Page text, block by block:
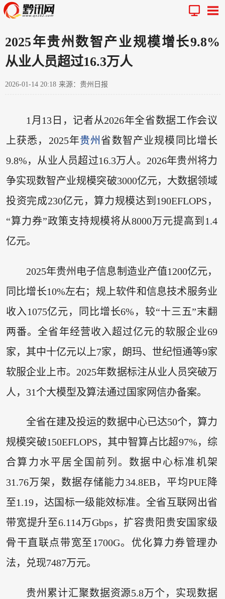
2025年贵州数智产业规模增长9.8%
从业人员超过16.3万人
2026-01-14 20:18 来源：贵州日报
1月13日，记者从2026年全省数据工作会议
上获悉，2025年贵州 省数智产业规模同比增长
9.8%，从业人员超过16.3万人。2026年贵州将力
争实现数智产业规模突破3000亿元，大数据领域
投资完成230亿元，算力规模达到190EFLOPS，
“算力券”政策支持规模将从8000万元提高到1.4
亿元。
2025年贵州电子信息制造业产值1200亿元，
同比增长10%左右；规上软件和信息技术服务业
收入1075亿元，同比增长6%，较“十三五”末翻
两番。全省年经营收入超过亿元的软服企业69
家，其中十亿元以上7家，朗玛、世纪恒通等9家
软服企业上市。2025年数据标注从业人员突破万
人，31个大模型及算法通过国家网信办备案。
全省在建及投运的数据中心已达50个，算力
规模突破150EFLOPS，其中智算占比超97%，综
合算力水平居全国前列。数据中心标准机架
31.76万架，数据存储能力34.8EB，平均PUE降
至1.19，达国标一级能效标准。全省互联网出省
带宽提升至6.114万Gbps，扩容贵阳贵安国家级
骨干直联点带宽至1700G。优化算力券管理办
法，兑现7487万元。
贵州累计汇聚数据资源5.8万个，实现数据